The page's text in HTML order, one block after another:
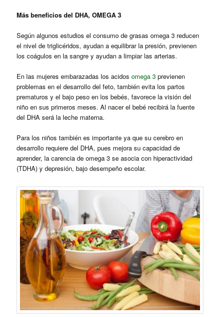
Más beneficios del DHA, OMEGA 3
Según algunos estudios el consumo de grasas omega 3 reducen
el nivel de triglicéridos, ayudan a equilibrar la presión, previenen
los coágulos en la sangre y ayudan a limpiar las arterias.
En las mujeres embarazadas los acidos omega 3 previenen
problemas en el desarrollo del feto, también evita los partos
prematuros y el bajo peso en los bebés, favorece la visión del
niño en sus primeros meses. Al nacer el bebé recibirá la fuente
del DHA será la leche materna.
Para los niños también es importante ya que su cerebro en
desarrollo requiere del DHA, pues mejora su capacidad de
aprender, la carencia de omega 3 se asocia con hiperactividad
(TDHA) y depresión, bajo desempeño escolar.